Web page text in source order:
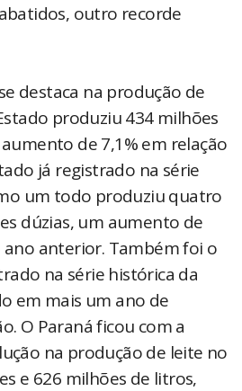
outro recorde
destaca na produção de
produziu 434 milhões
de 7,1% em relação
já registrado na série
um todo produziu quatro
dúzias, um aumento de
ano anterior. Também foi o
na série histórica da
em mais um ano de
O Paraná ficou com a
na produção de leite no
e 626 milhões de litros,